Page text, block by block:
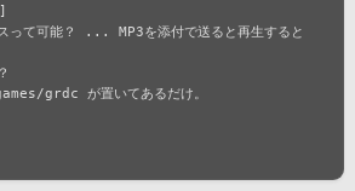
って可能？ ... MP3を添付で送ると再生すると
grdc が置いてあるだけ。